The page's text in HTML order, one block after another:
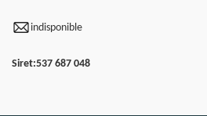
indisponible
Siret:537 687 048